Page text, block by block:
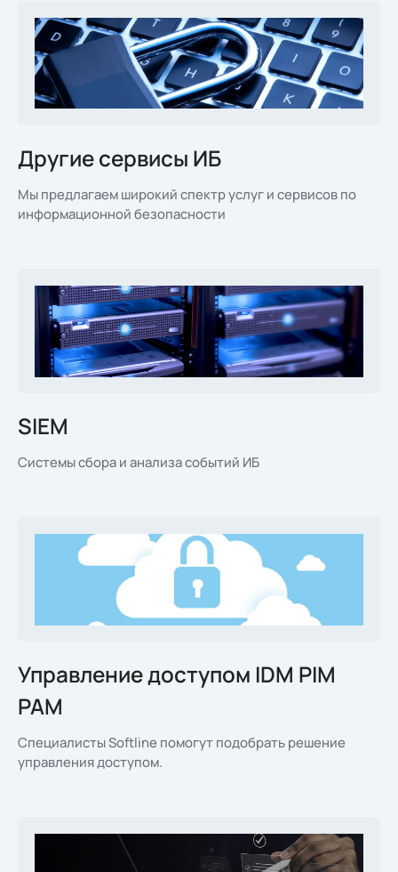
Другие сервисы ИБ
Мы предлагаем широкий спектр услуг и сервисов по
информационной безопасности
SIEM
Системы сбора и анализа событий ИБ
Управление доступом IDM PIM
PAM
Специалисты Softline помогут подобрать решение
управления доступом.